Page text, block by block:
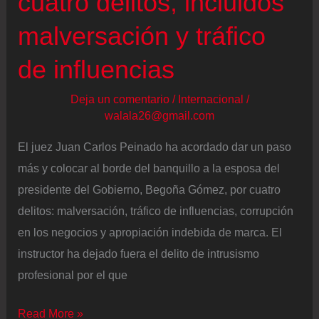
la
democracia
más
combaten
el
feminismo”
malversación y tráfico
de influencias
Deja un comentario / Internacional /
walala26@gmail.com
El juez Juan Carlos Peinado ha acordado dar un paso
más y colocar al borde del banquillo a la esposa del
presidente del Gobierno, Begoña Gómez, por cuatro
delitos: malversación, tráfico de influencias, corrupción
en los negocios y apropiación indebida de marca. El
instructor ha dejado fuera el delito de intrusismo
profesional por el que
El
Read More »